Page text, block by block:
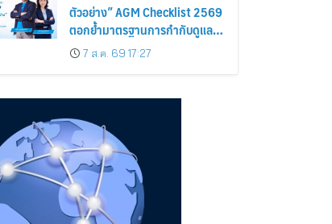
ตัวอย่าง” AGM Checklist 2569
ตอกย้ำมาตรฐานการกำกับดูแล
กิจการที่ดี
7 ส.ค. 69 17:27